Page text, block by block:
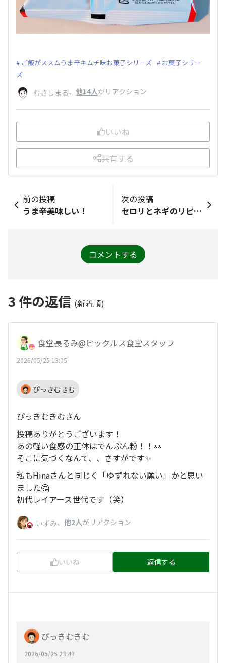
ご飯がススムうま辛キムチ味お菓子シリーズ
お菓子シリー
ズ
むさしまる、 他14人がリアクション
いいね
共有する
前の投稿
うま辛美味しい！
次の投稿
セロリとネギのリピートを、
コメントする
3 件の返信 (新着順)
食堂長るみ@ピックルス食堂スタッフ
2026/05/25 13:05
ぴっきむきむ
ぴっきむきむさん
投稿ありがとうございます！
あの軽い食感の正体はでんぷん粉！！👀
そこに気づくなんて、、さすがです✨
私もHinaさんと同じく「ゆずれない願い」かと思い
ました🤔
初代レイアース世代です（笑）
いずみ、 他2人がリアクション
いいね 返信する
ぴっきむきむ
2026/05/25 23:47